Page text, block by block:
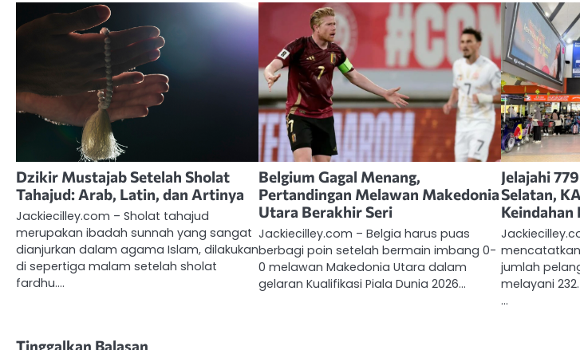
Dzikir Mustajab Setelah Sholat
Tahajud: Arab, Latin, dan Artinya
Jackiecilley.com – Sholat tahajud
merupakan ibadah sunnah yang sangat
dianjurkan dalam agama Islam, dilakukan
di sepertiga malam setelah sholat
fardhu.…
Belgium Gagal Menang,
Pertandingan Melawan Makedonia
Utara Berakhir Seri
Jackiecilley.com – Belgia harus puas
berbagi poin setelah bermain imbang 0-
0 melawan Makedonia Utara dalam
gelaran Kualifikasi Piala Dunia 2026…
Jelajahi
Selatan,
Keindahan
jumlah
melayani
…
Tinggalkan Balasan